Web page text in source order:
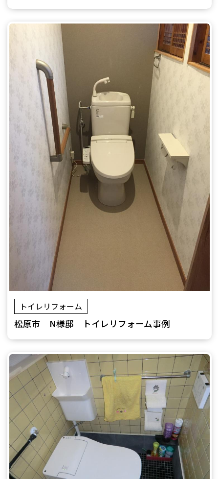
トイレリフォーム
松原市 N様邸 トイレリフォーム事例